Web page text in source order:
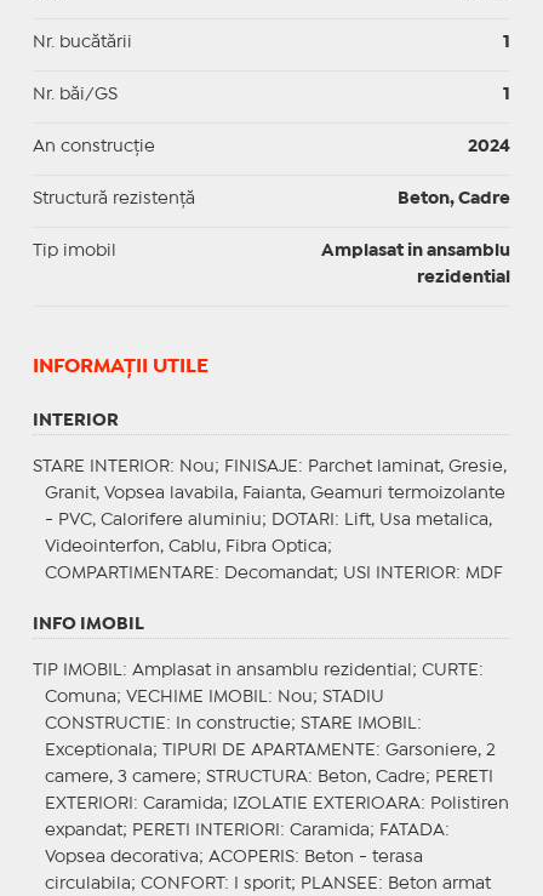
Nr. bucătării 1
Nr. băi/GS 1
An construcție 2024
Structură rezistență Beton, Cadre
Tip imobil
Amplasat in ansamblu
rezidential
INFORMAŢII UTILE
INTERIOR
STARE INTERIOR: Nou; FINISAJE : Parchet laminat, Gresie,
Granit, Vopsea lavabila, Faianta, Geamuri termoizolante
- PVC, Calorifere aluminiu;
DOTARI : Lift, Usa metalica,
Videointerfon, Cablu, Fibra Optica;
COMPARTIMENTARE : Decomandat; USI INTERIOR: MDF
INFO IMOBIL
TIP IMOBIL : Amplasat in ansamblu rezidential; CURTE :
Comuna; VECHIME IMOBIL : Nou; STADIU
CONSTRUCTIE : In constructie; STARE IMOBIL :
Exceptionala;
TIPURI DE APARTAMENTE : Garsoniere, 2
camere, 3 camere; STRUCTURA: Beton, Cadre; PERETI
EXTERIORI : Caramida; IZOLATIE EXTERIOARA: Polistiren
expandat; PERETI INTERIORI : Caramida; FATADA:
Vopsea decorativa; ACOPERIS: Beton - terasa
circulabila; CONFORT : I sporit; PLANSEE : Beton armat